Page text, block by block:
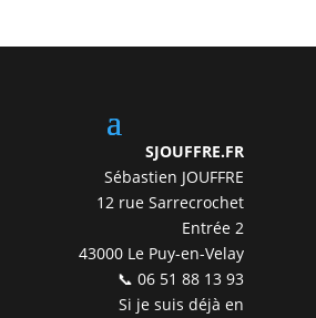
SJOUFFRE.FR
Sébastien JOUFFRE
12 rue Sarrecrochet
Entrée 2
43000 Le Puy-en-Velay
📞 06 51 88 13 93
Si je suis déjà en